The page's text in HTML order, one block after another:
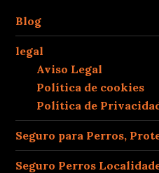
Blog
legal
Aviso Legal
Política de cookies
Política de
Seguro para Perros,
Seguro Perros